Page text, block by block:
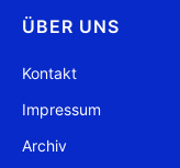
ÜBER UNS
Kontakt
Impressum
Archiv